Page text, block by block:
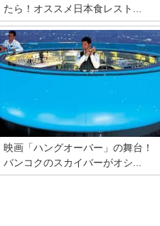
たら！オススメ日本食レスト...
日本でも大人気のタイ料理。バンコクに
行くと安くて美味しい地元の料理も楽し
みの一つですが、辛いものが多かった
り、日本では食べ慣れないスパイスがた
くさん使われていたりと、胃に負担がか
かってしまうことも。そんな時、懐かし
の日本料理を食べたくなりませんか？今
回は、バンコク市内のオススメ日本食レ
ストランを5つ、ご紹介します。
映画「ハングオーバー」の舞台！
バンコクのスカイバーがオシ...